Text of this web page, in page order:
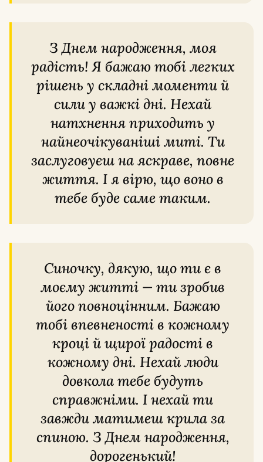
З Днем народження, моя
радість! Я бажаю тобі легких
рішень у складні моменти й
сили у важкі дні. Нехай
натхнення приходить у
найнеочікуваніші миті. Ти
заслуговуєш на яскраве, повне
життя. І я вірю, що воно в
тебе буде саме таким.
Синочку, дякую, що ти є в
моєму житті — ти зробив
його повноцінним. Бажаю
тобі впевненості в кожному
кроці й щирої радості в
кожному дні. Нехай люди
довкола тебе будуть
справжніми. І нехай ти
завжди матимеш крила за
спиною. З Днем народження,
дорогенький!